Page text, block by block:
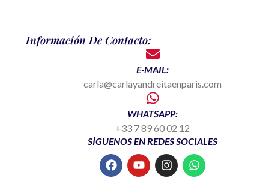
Información De Contacto:
E-MAIL:
carla@carlayandreitaenparis.com
WHATSAPP:
+33 7 89 60 02 12
SÍGUENOS EN REDES SOCIALES
F
a
Y
o
I
n
W
h